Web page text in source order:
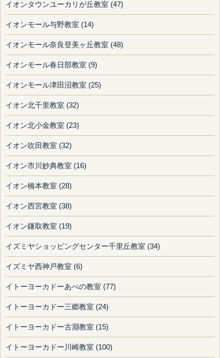
イオンタウンユーカリが丘教室 (47)
イオンモール与野教室 (14)
イオンモール奈良登美ヶ丘教室 (48)
イオンモール春日部教室 (9)
イオンモール津田沼教室 (25)
イオン北千里教室 (32)
イオン北小金教室 (23)
イオン吹田教室 (32)
イオン市川妙典教室 (16)
イオン橋本教室 (28)
イオン西宮教室 (38)
イオン鎌取教室 (19)
イズミヤショッピングセンター千里丘教室 (34)
イズミヤ西神戸教室 (6)
イトーヨーカドーあべの教室 (77)
イトーヨーカドー三郷教室 (24)
イトーヨーカドー古淵教室 (15)
イトーヨーカドー川崎教室 (100)